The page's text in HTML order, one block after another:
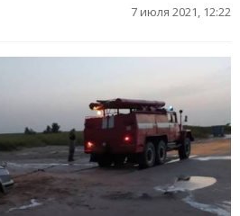
7 июля 2021, 12:22